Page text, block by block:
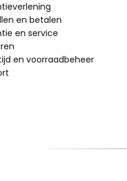
en betalen
en service
en voorraadbeheer